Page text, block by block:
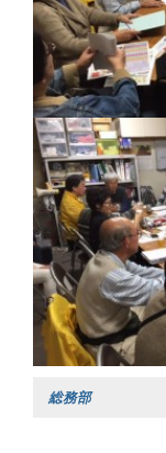
総務部